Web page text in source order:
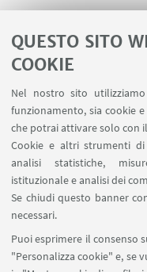
QUESTO SITO
COOKIE
Nel nostro sito
funzionamento, sia cookie
che potrai attivare solo con
Cookie e altri strumenti
analisi statistiche,
istituzionale e analisi dei
Se chiudi questo banner
necessari.
Puoi esprimere il consenso
"Personalizza cookie" e, se
SEGUI